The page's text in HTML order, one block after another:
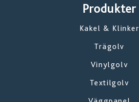
Produkter
Kakel & Klinker
Trägolv
Vinylgolv
Textilgolv